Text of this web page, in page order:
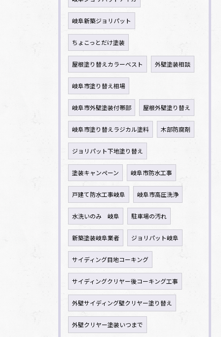
岐阜新築ジョリパット
ちょこっとだけ塗装
屋根塗り替えカラーベスト 外壁塗装相談
岐阜市塗り替え相場
岐阜市外壁塗装付帯部 屋根外壁塗り替え
岐阜市塗り替えラジカル塗料 木部防腐剤
ジョリパット下地塗り替え
塗装キャンペーン 岐阜市防水工事
戸建て防水工事岐阜 岐阜市高圧洗浄
水洗いのみ 岐阜 駐車場の汚れ
新築塗装岐阜業者 ジョリパット岐阜
サイディング目地コーキング
サイディングクリヤー後コーキング工事
外壁サイディング壁クリヤー塗り替え
外壁クリヤー塗装いつまで